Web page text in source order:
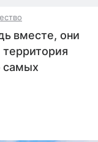
вместе, они
самых